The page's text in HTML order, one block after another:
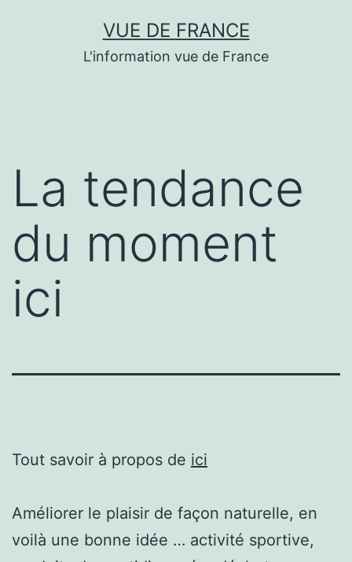
VUE DE FRANCE
L'information vue de France
La tendance
du moment
ici
Tout savoir à propos de ici
Améliorer le plaisir de façon naturelle, en
voilà une bonne idée … activité sportive,